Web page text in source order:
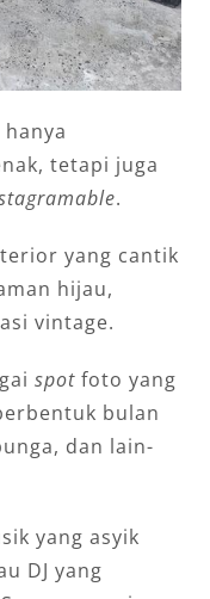
tetapi juga
.
yang cantik
hijau,
vintage.
spotfoto yang
bulan
dan lain-
yang asyik
DJ yang